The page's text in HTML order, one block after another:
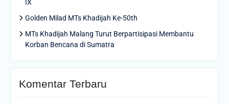
IX
Golden Milad MTs Khadijah Ke-50th
MTs Khadijah Malang Turut Berpartisipasi Membantu
Korban Bencana di Sumatra
Komentar Terbaru